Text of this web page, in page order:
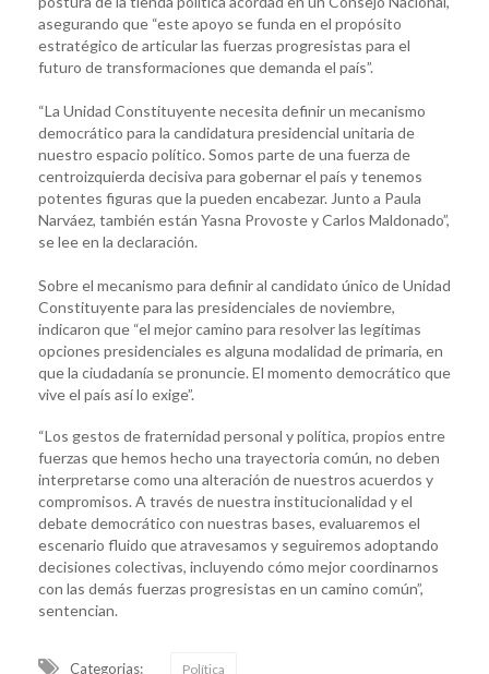
asegurando que “este apoyo se funda en el propósito
estratégico de articular las fuerzas progresistas para el
futuro de transformaciones que demanda el país”.
“La Unidad Constituyente necesita definir un mecanismo
democrático para la candidatura presidencial unitaria de
nuestro espacio político. Somos parte de una fuerza de
centroizquierda decisiva para gobernar el país y tenemos
potentes figuras que la pueden encabezar. Junto a Paula
Narváez, también están Yasna Provoste y Carlos Maldonado”,
se lee en la declaración.
Sobre el mecanismo para definir al candidato único de Unidad
Constituyente para las presidenciales de noviembre,
indicaron que “el mejor camino para resolver las legítimas
opciones presidenciales es alguna modalidad de primaria, en
que la ciudadanía se pronuncie. El momento democrático que
vive el país así lo exige”.
“Los gestos de fraternidad personal y política, propios entre
fuerzas que hemos hecho una trayectoria común, no deben
interpretarse como una alteración de nuestros acuerdos y
compromisos. A través de nuestra institucionalidad y el
debate democrático con nuestras bases, evaluaremos el
escenario fluido que atravesamos y seguiremos adoptando
decisiones colectivas, incluyendo cómo mejor coordinarnos
con las demás fuerzas progresistas en un camino común”,
sentencian.
Categorias: Política